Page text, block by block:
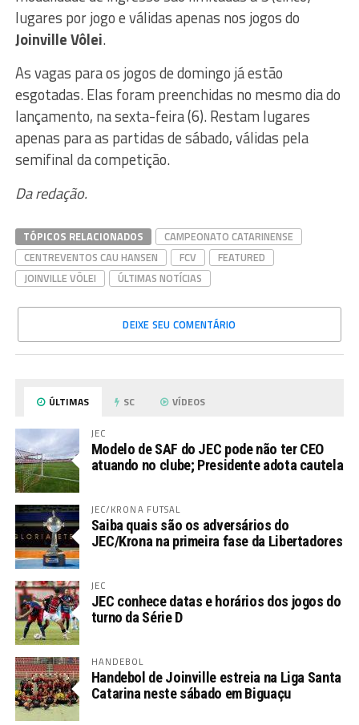
lugares por jogo e válidas apenas nos jogos do
Joinville Vôlei.
As vagas para os jogos de domingo já estão
esgotadas. Elas foram preenchidas no mesmo dia do
lançamento, na sexta-feira (6). Restam lugares
apenas para as partidas de sábado, válidas pela
semifinal da competição.
Da redação.
TÓPICOS RELACIONADOS
CAMPEONATO CATARINENSE
CENTREVENTOS CAU HANSEN
FCV
FEATURED
JOINVILLE VÔLEI
ÚLTIMAS NOTÍCIAS
DEIXE SEU COMENTÁRIO
ÚLTIMAS SC VÍDEOS
JEC
Modelo de SAF do JEC pode não ter CEO
atuando no clube; Presidente adota cautela
JEC/KRONA FUTSAL
Saiba quais são os adversários do
JEC/Krona na primeira fase da Libertadores
JEC
JEC conhece datas e horários dos jogos do
turno da Série D
HANDEBOL
Handebol de Joinville estreia na Liga Santa
Catarina neste sábado em Biguaçu